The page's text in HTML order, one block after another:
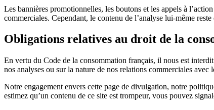
Les bannières promotionnelles, les boutons et les appels à
commerciales. Cependant, le contenu de l’analyse lui-même
Obligations relatives au droit de la
En vertu du Code de la consommation français, il nous est
nos analyses ou sur la nature de nos relations commerciales avec
Notre engagement envers cette page de divulgation, notre
estimez qu’un contenu de ce site est trompeur, vous pouvez